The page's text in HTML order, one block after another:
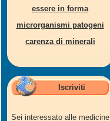
essere in forma
microrganismi patogeni
carenza di minerali
Iscriviti
Sei interessato alle medicine